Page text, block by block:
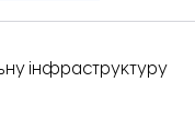
інфраструктуру